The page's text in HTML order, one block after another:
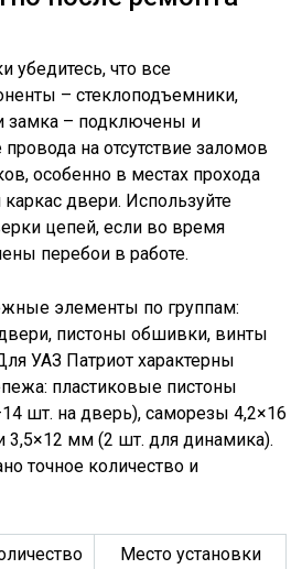
убедитесь, что все
– стеклоподъемники,
замка – подключены и
на отсутствие заломов
особенно в местах прохода
двери. Используйте
цепей, если во время
перебои в работе.
элементы по группам:
пистоны обшивки, винты
УАЗ Патриот характерны
пластиковые пистоны
шт. на дверь), саморезы 4,2×16
3,5×12 мм (2 шт. для динамика).
точное количество и
Место установки